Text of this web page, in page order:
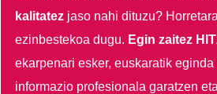
kalitatez jaso nahi dituzu?
ezinbestekoa dugu. Egin zaitez
ekarpenari esker, euskaratik
informazio profesionala garatzen